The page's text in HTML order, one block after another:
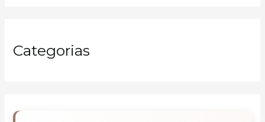
Categorias